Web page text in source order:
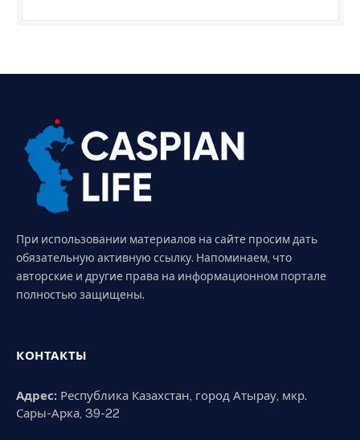
При использовании материалов на сайте просим дать
обязательную активную ссылку. Напоминаем, что
авторские и другие права на информационном портале
полностью защищены.
КОНТАКТЫ
Адрес: Республика Казахстан, город Атырау, мкр.
Сары-Арка, 39-22